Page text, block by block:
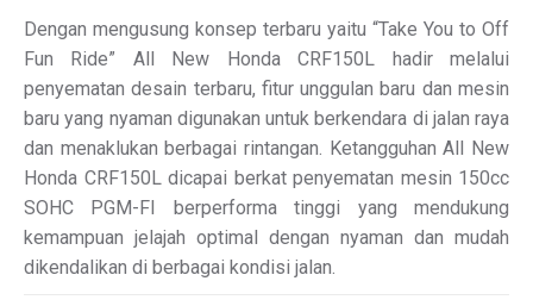
Dengan mengusung konsep terbaru yaitu “Take You to Off
Fun Ride” All New Honda CRF150L hadir melalui
penyematan desain terbaru, fitur unggulan baru dan mesin
baru yang nyaman digunakan untuk berkendara di jalan raya
dan menaklukan berbagai rintangan. Ketangguhan All New
Honda CRF150L dicapai berkat penyematan mesin 150cc
SOHC PGM-FI berperforma tinggi yang mendukung
kemampuan jelajah optimal dengan nyaman dan mudah
dikendalikan di berbagai kondisi jalan.